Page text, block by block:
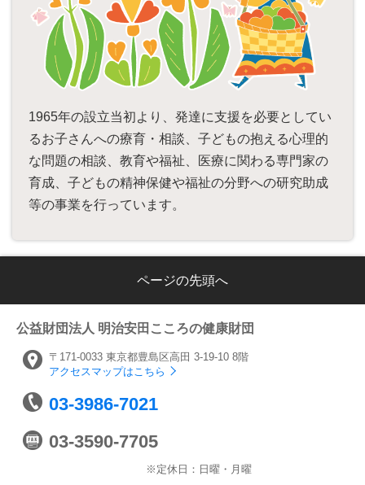
1965年の設立当初より、発達に支援を必要としてい
るお子さんへの療育・相談、子どもの抱える心理的
な問題の相談、教育や福祉、医療に関わる専門家の
育成、子どもの精神保健や福祉の分野への研究助成
等の事業を行っています。
ページの先頭へ
公益財団法人 明治安田こころの健康財団
〒171-0033 東京都豊島区高田 3-19-10 8階
アクセスマップはこちら
03-3986-7021
03-3590-7705
※定休日：日曜・月曜